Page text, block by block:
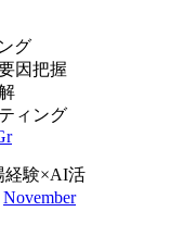
グ
因把握
ィング
経験×AI活
November